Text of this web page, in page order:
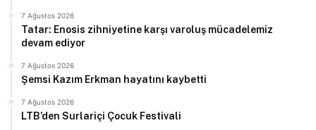
7 Ağustos 2026
Tatar: Enosis zihniyetine karşı varoluş mücadelemiz
devam ediyor
7 Ağustos 2026
Şemsi Kazım Erkman hayatını kaybetti
7 Ağustos 2026
LTB’den Surlariçi Çocuk Festivali